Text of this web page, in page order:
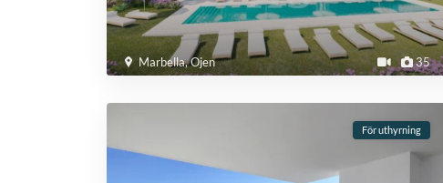
35
Marbella,Ojen
För uthyrning